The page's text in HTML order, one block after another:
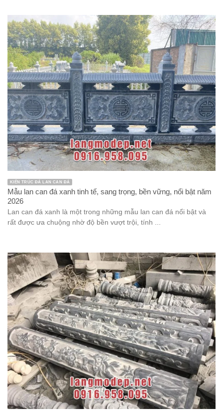
KIẾN TRÚC ĐÁ LAN CAN ĐÁ
Mẫu lan can đá xanh tinh tế, sang trọng, bền vững, nổi bật năm
2026
Lan can đá xanh là một trong những mẫu lan can đá nổi bật và
rất được ưa chuộng nhờ độ bền vượt trội, tính ...